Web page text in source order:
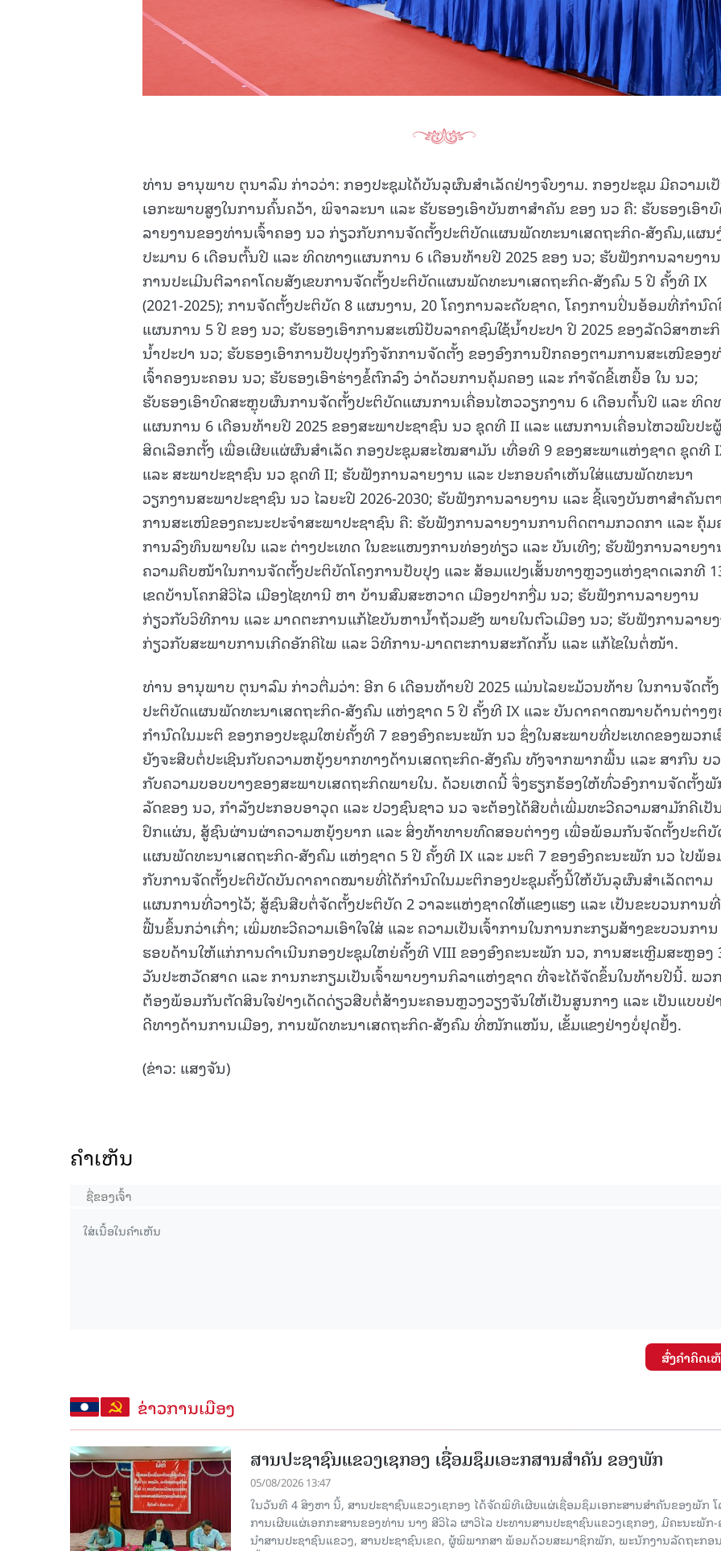
ທ່ານ ອານຸພາບ ຕຸນາລົມ ກ່າວວ່າ: ກອງປະຊຸມໄດ້ບັນລຸຜົນສໍາເລັດຢ່າງຈົບງາມ. ກອງປະຊຸມ ມີຄວາມເ
ເອກະພາບສູງໃນການຄົ້ນຄວ້າ, ພິຈາລະນາ ແລະ ຮັບຮອງເອົາບັນຫາສໍາຄັນ ຂອງ ນວ ຄື: ຮັບຮອງເອົາ
ລາຍງານຂອງທ່ານເຈົ້າຄອງ ນວ ກ່ຽວກັບການຈັດຕັ້ງປະຕິບັດແຜນພັດທະນາເສດຖະກິດ-ສັງຄົມ,ແຜນ
ປະມານ 6 ເດືອນຕົ້ນປີ ແລະ ທິດທາງແຜນການ 6 ເດືອນທ້າຍປີ 2025 ຂອງ ນວ; ຮັບຟັງການລາຍງານ
ການປະເມີນຕີລາຄາໂດຍສັງເຂບການຈັດຕັ້ງປະຕິບັດແຜນພັດທະນາເສດຖະກິດ-ສັງຄົມ 5 ປີ ຄັ້ງທີ IX
(2021-2025); ການຈັດຕັ້ງປະຕິບັດ 8 ແຜນງານ, 20 ໂຄງການລະດັບຊາດ, ໂຄງການປິ່ນອ້ອມທີ່ກໍານົດ
ແຜນການ 5 ປີ ຂອງ ນວ; ຮັບຮອງເອົາການສະເໜີປັບລາຄາຊົມໃຊ້ນໍ້າປະປາ ປີ 2025 ຂອງລັດວິສາຫະ
ນໍ້າປະປາ ນວ; ຮັບຮອງເອົາການປັບປຸງກົງຈັກການຈັດຕັ້ງ ຂອງອົງການປົກຄອງຕາມການສະເໜີຂອງ
ເຈົ້າຄອງນະຄອນ ນວ; ຮັບຮອງເອົາຮ່າງຂໍ້ຕົກລົງ ວ່າດ້ວຍການຄຸ້ມຄອງ ແລະ ກໍາຈັດຂີ້ເຫຍື້ອ ໃນ ນວ;
ຮັບຮອງເອົາບົດສະຫຼຸບຜົນການຈັດຕັ້ງປະຕິບັດແຜນການເຄື່ອນໄຫວວຽກງານ 6 ເດືອນຕົ້ນປີ ແລະ ທິດ
ແຜນການ 6 ເດືອນທ້າຍປີ 2025 ຂອງສະພາປະຊາຊົນ ນວ ຊຸດທີ II ແລະ ແຜນການເຄື່ອນໄຫວພົບປະ
ສິດເລືອກຕັ້ງ ເພື່ອເຜີຍແຜ່ຜົນສໍາເລັດ ກອງປະຊຸມສະໄໝສາມັນ ເທື່ອທີ 9 ຂອງສະພາແຫ່ງຊາດ ຊຸດທີ
ແລະ ສະພາປະຊາຊົນ ນວ ຊຸດທີ II; ຮັບຟັງການລາຍງານ ແລະ ປະກອບຄໍາເຫັນໃສ່ແຜນພັດທະນາ
ວຽກງານສະພາປະຊາຊົນ ນວ ໄລຍະປີ 2026-2030; ຮັບຟັງການລາຍງານ ແລະ ຊີ້ແຈງບັນຫາສໍາຄັນຕ
ການສະເໜີຂອງຄະນະປະຈໍາສະພາປະຊາຊົນ ຄື: ຮັບຟັງການລາຍງານການຕິດຕາມກວດກາ ແລະ ຄຸ້ມ
ການລົງທຶນພາຍໃນ ແລະ ຕ່າງປະເທດ ໃນຂະແໜງການທ່ອງທ່ຽວ ແລະ ບັນເທີງ; ຮັບຟັງການລາຍງາ
ຄວາມຄືບໜ້າໃນການຈັດຕັ້ງປະຕິບັດໂຄງການປັບປຸງ ແລະ ສ້ອມແປງເສັ້ນທາງຫຼວງແຫ່ງຊາດເລກທີ
ເຂດບ້ານໂຄກສີວິໄລ ເມືອງໄຊທານີ ຫາ ບ້ານສົມສະຫວາດ ເມືອງປາກງື່ມ ນວ; ຮັບຟັງການລາຍງານ
ກ່ຽວກັບວິທີການ ແລະ ມາດຕະການແກ້ໄຂບັນຫານໍ້າຖ້ວມຂັງ ພາຍໃນຕົວເມືອງ ນວ; ຮັບຟັງການລາຍ
ກ່ຽວກັບສະພາບການເກີດອັກຄີໄພ ແລະ ວິທີການ-ມາດຕະການສະກັດກັ້ນ ແລະ ແກ້ໄຂໃນຕໍ່ໜ້າ.
ທ່ານ ອານຸພາບ ຕຸນາລົມ ກ່າວຕື່ມວ່າ: ອີກ 6 ເດືອນທ້າຍປີ 2025 ແມ່ນໄລຍະມ້ວນທ້າຍ ໃນການຈັດຕັ້ງ
ປະຕິບັດແຜນພັດທະນາເສດຖະກິດ-ສັງຄົມ ແຫ່ງຊາດ 5 ປີ ຄັ້ງທີ IX ແລະ ບັນດາຄາດໝາຍດ້ານຕ່າງ
ກໍານົດໃນມະຕິ ຂອງກອງປະຊຸມໃຫຍ່ຄັ້ງທີ 7 ຂອງອົງຄະນະພັກ ນວ ຊຶ່ງໃນສະພາບທີ່ປະເທດຂອງພວກເ
ຍັງຈະສືບຕໍ່ປະເຊີນກັບຄວາມຫຍຸ້ງຍາກທາງດ້ານເສດຖະກິດ-ສັງຄົມ ທັງຈາກພາກພື້ນ ແລະ ສາກົນ ບ
ກັບຄວາມບອບບາງຂອງສະພາບເສດຖະກິດພາຍໃນ. ດ້ວຍເຫດນີ້ ຈຶ່ງຮຽກຮ້ອງໃຫ້ທົ່ວອົງການຈັດຕັ້ງພັ
ລັດຂອງ ນວ, ກໍາລັງປະກອບອາວຸດ ແລະ ປວງຊົນຊາວ ນວ ຈະຕ້ອງໄດ້ສືບຕໍ່ເພີ່ມທະວີຄວາມສາມັກຄີເປັນ
ປຶກແຜ່ນ, ສູ້ຊົນຜ່ານຜ່າຄວາມຫຍຸ້ງຍາກ ແລະ ສິ່ງທ້າທາຍທົດສອບຕ່າງໆ ເພື່ອພ້ອມກັນຈັດຕັ້ງປະຕິບັ
ແຜນພັດທະນາເສດຖະກິດ-ສັງຄົມ ແຫ່ງຊາດ 5 ປີ ຄັ້ງທີ IX ແລະ ມະຕິ 7 ຂອງອົງຄະນະພັກ ນວ ໄປພ້ອ
ກັບການຈັດຕັ້ງປະຕິບັດບັນດາຄາດໝາຍທີ່ໄດ້ກໍານົດໃນມະຕິກອງປະຊຸມຄັ້ງນີ້ໃຫ້ບັນລຸຜົນສໍາເລັດຕາມ
ແຜນການທີ່ວາງໄວ້; ສູ້ຊົນສືບຕໍ່ຈັດຕັ້ງປະຕິບັດ 2 ວາລະແຫ່ງຊາດໃຫ້ແຂງແຮງ ແລະ ເປັນຂະບວນການ
ຟື້ນຂຶ້ນກວ່າເກົ່າ; ເພິ່ມທະວີຄວາມເອົາໃຈໃສ່ ແລະ ຄວາມເປັນເຈົ້າການໃນການກະກຽມສ້າງຂະບວນການ
ຮອບດ້ານໃຫ້ແກ່ການດໍາເນີນກອງປະຊຸມໃຫຍ່ຄັ້ງທີ VIII ຂອງອົງຄະນະພັກ ນວ, ການສະເຫຼີມສະຫຼອງ
ວັນປະຫວັດສາດ ແລະ ການກະກຽມເປັນເຈົ້າພາບງານກິລາແຫ່ງຊາດ ທີ່ຈະໄດ້ຈັດຂຶ້ນໃນທ້າຍປີນີ້. ພວກ
ຕ້ອງພ້ອມກັນຕັດສິນໃຈຢ່າງເດັດດ່ຽວສືບຕໍ່ສ້າງນະຄອນຫຼວງວຽງຈັນໃຫ້ເປັນສູນກາງ ແລະ ເປັນແບບຢ່
ດີທາງດ້ານການເມືອງ, ການພັດທະນາເສດຖະກິດ-ສັງຄົມ ທີ່ໜັກແໜ້ນ, ເຂັ້ມແຂງຢ່າງບໍ່ຢຸດຢັ້ງ.
(ຂ່າວ: ແສງຈັນ)
ຄໍາເຫັນ
ສົ່ງຄໍາຄິດເ
ຂ່າວການເມືອງ
ສານປະຊາຊົນແຂວງເຊກອງ ເຊື່ອມຊຶມເອະກສານສໍາຄັນ ຂອງພັກ
05/08/2026 13:47
ໃນວັນທີ 4 ສິງຫາ ນີ້, ສານປະຊາຊົນແຂວງເຊກອງ ໄດ້ຈັດພິທີເຜີຍແຜ່ເຊື່ອມຊຶມເອກະສານສໍາຄັນຂອງພັກ
ການເຜີຍແຜ່ເອກກະສານຂອງທ່ານ ນາງ ສີວິໄລ ຜາວິໄລ ປະທານສານປະຊາຊົນແຂວງເຊກອງ, ມີຄະນະພັກ-
ນໍາສານປະຊາຊົນແຂວງ, ສານປະຊາຊົນເຂດ, ຜູ້ພິພາກສາ ພ້ອມດ້ວຍສະມາຊິກພັກ, ພະນັກງານລັດຖະກອນ